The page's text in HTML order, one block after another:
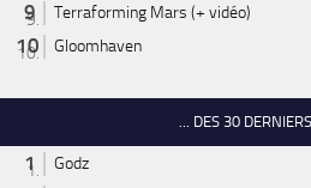
Terraforming Mars (+ vidéo)
Gloomhaven
... DES 30
Godz